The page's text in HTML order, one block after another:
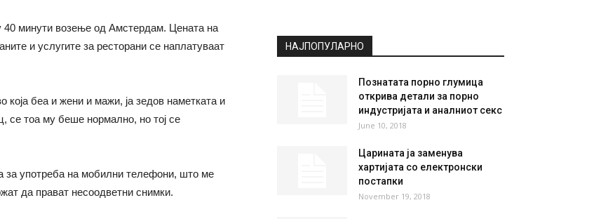
40 минути возење од Амстердам. Цената на
и услугите за ресторани се наплатуваат
која беа и жени и мажи, ја зедов наметката и
се тоа му беше нормално, но тој се
за употреба на мобилни телефони, што ме
да прават несоодветни снимки.
35.1
6.5kmh 29 %
SAT
38° 39°